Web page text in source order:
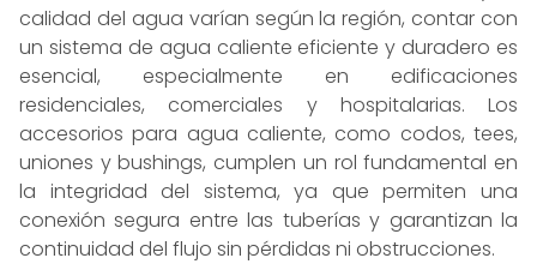
calidad del agua varían según la región, contar con
un sistema de agua caliente eficiente y duradero es
esencial, especialmente en edificaciones
residenciales, comerciales y hospitalarias. Los
accesorios para agua caliente, como codos, tees,
uniones y bushings, cumplen un rol fundamental en
la integridad del sistema, ya que permiten una
conexión segura entre las tuberías y garantizan la
continuidad del flujo sin pérdidas ni obstrucciones.